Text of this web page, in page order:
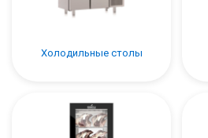
Холодильные столы